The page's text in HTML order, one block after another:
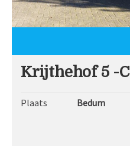
Krijthehof 5 -C
Plaats Bedum